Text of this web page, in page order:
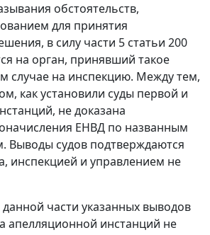
обстоятельств,
для принятия
в силу части 5 статьи 200
на орган, принявший такое
случае на инспекцию. Между тем,
как установили суды первой и
не доказана
ЕНВД по названным
Выводы судов подтверждаются
инспекцией и управлением не
части указанных выводов
апелляционной инстанций не